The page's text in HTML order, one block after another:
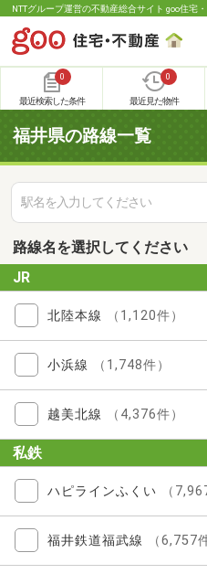
NTTグループ運営の不動産総合サイト goo住宅
0
最近検索した条件
0
最近見た物件
福井県の路線一覧
路線名を選択してください
JR
北陸本線 （1,120件）
小浜線 （1,748件）
越美北線 （4,376件）
私鉄
ハピラインふくい （
福井鉄道福武線 （6,757